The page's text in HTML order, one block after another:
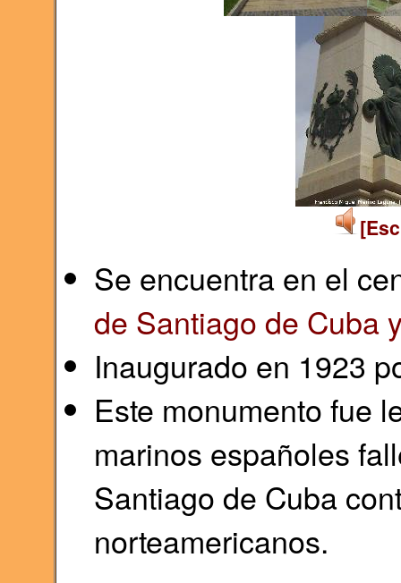
Se encuentra en el
de Santiago de Cuba
Inaugurado en 1923
Este monumento fue
marinos españoles
Santiago de Cuba
norteamericanos.